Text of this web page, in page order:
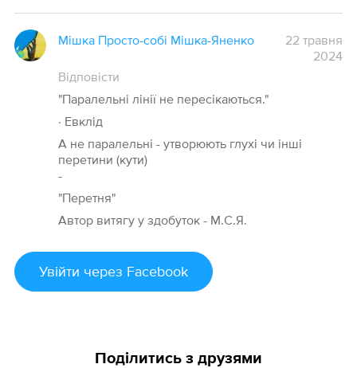
Мішка Просто-собі Мішка-Яненко
22 травня
2024
Відповісти
"Паралельні лінії не пересікаються."
· Евклід
А не паралельні - утворюють глухі чи інші
перетини (кути)
-
"Перетня"
Автор витягу у здобуток - М.С.Я.
Увійти через Facebook
Поділитись з друзями